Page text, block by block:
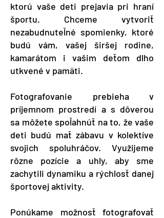
ktorú vaše deti prejavia pri hraní
športu. Chceme vytvoriť
nezabudnuteľné spomienky, ktoré
budú vám, vašej širšej rodine,
kamarátom i vašim deťom dlho
utkvené v pamäti.
Fotografovanie prebieha v
príjemnom prostredí a s dôverou
sa môžete spoľahnúť na to, že vaše
deti budú mať zábavu v kolektíve
svojich spoluhráčov. Využijeme
rôzne pozície a uhly, aby sme
zachytili dynamiku a rýchlosť danej
športovej aktivity.
Ponúkame možnosť fotografovať